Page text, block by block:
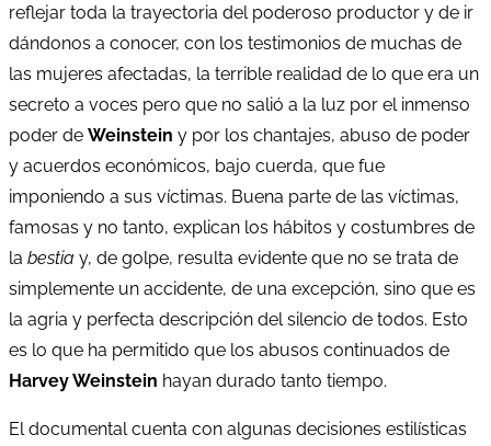
reflejar toda la trayectoria del poderoso productor y de ir
dándonos a conocer, con los testimonios de muchas de
las mujeres afectadas, la terrible realidad de lo que era un
secreto a voces pero que no salió a la luz por el inmenso
poder de Weinstein y por los chantajes, abuso de poder
y acuerdos económicos, bajo cuerda, que fue
imponiendo a sus víctimas. Buena parte de las víctimas,
famosas y no tanto, explican los hábitos y costumbres de
la bestia y, de golpe, resulta evidente que no se trata de
simplemente un accidente, de una excepción, sino que es
la agria y perfecta descripción del silencio de todos. Esto
es lo que ha permitido que los abusos continuados de
Harvey Weinstein hayan durado tanto tiempo.
El documental cuenta con algunas decisiones estilísticas